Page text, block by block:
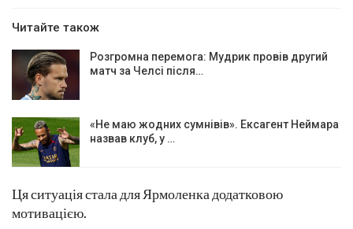
Читайте також
Розгромна перемога: Мудрик провів другий
матч за Челсі після…
«Не маю жодних сумнівів». Ексагент Неймара
назвав клуб, у …
Ця ситуація стала для Ярмоленка додатковою
мотивацією.